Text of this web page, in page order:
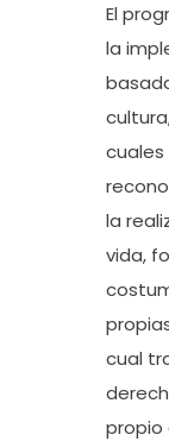
El
la
cuales
la
vida,
cual
propio